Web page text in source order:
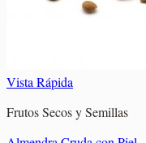
Vista Rápida
Frutos Secos y Semillas